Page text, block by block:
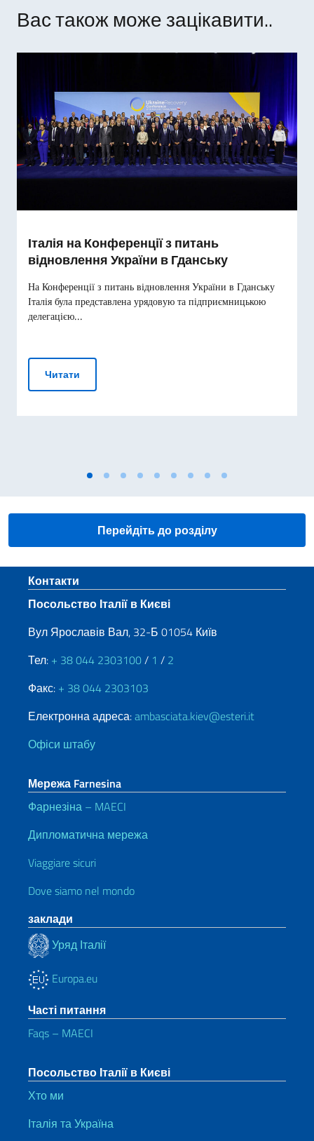
Вас також може зацікавити..
Італія на Конференції з питань
відновлення України в Гданську
На Конференції з питань відновлення України в Гданську
Італія була представлена урядовую та підприємницькою
делегацією...
Читати
Перейдіть до розділу
Sezione footer
Контакти
Посольство Італії в Києві
Вул Ярославів Вал, 32-Б 01054 Київ
Тел: + 38 044 2303100/ 1 / 2
Факс: + 38 044 2303103
Електронна адреса:ambasciata.kiev@esteri.it
Офіси штабу
Мережа Farnesina
Фарнезіна – MAECI
Дипломатична мережа
Viaggiare sicuri
Dove siamo nel mondo
заклади
Уряд Італії
Europa.eu
Часті питання
Faqs – MAECI
Посольство Італії в Києві
Хто ми
Італія та Україна